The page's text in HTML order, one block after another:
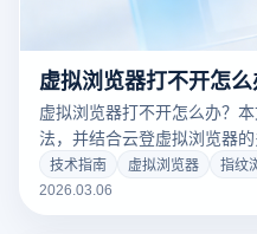
虚拟浏览器打不开怎么办？
法，并结合云登虚拟浏览器
环境隔离功能，帮助新手快
技术指南 虚拟浏览器
指纹
2026.03.06